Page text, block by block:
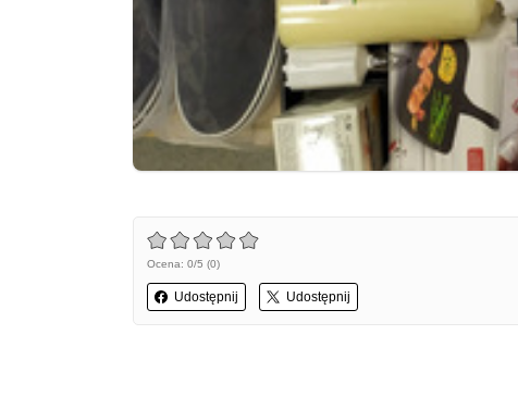
Ocena: 0/5 (0)
Udostępnij Udostępnij